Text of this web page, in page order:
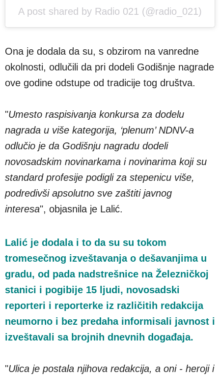
A post shared by Radio 021 (@radio_021)
Ona je dodala da su, s obzirom na vanredne
okolnosti, odlučili da pri dodeli Godišnje nagrade
ove godine odstupe od tradicije tog društva.
"Umesto raspisivanja konkursa za dodelu
nagrada u više kategorija, ‘plenum’ NDNV-a
odlučio je da Godišnju nagradu dodeli
novosadskim novinarkama i novinarima koji su
standard profesije podigli za stepenicu više,
podredivši apsolutno sve zaštiti javnog
interesa", objasnila je Lalić.
Lalić je dodala i to da su su tokom
tromesečnog izveštavanja o dešavanjima u
gradu, od pada nadstrešnice na Železničkoj
stanici i pogibije 15 ljudi, novosadski
reporteri i reporterke iz različitih redakcija
neumorno i bez predaha informisali javnost i
izveštavali sa brojnih dnevnih događaja.
"Ulica je postala njihova redakcija, a oni - heroji i